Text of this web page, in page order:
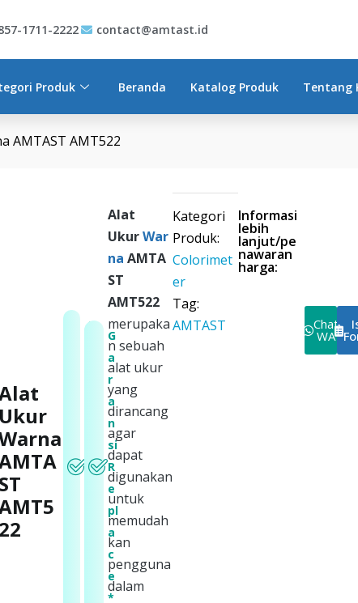
1711-2222 contact@amtast.id
Produk Beranda Katalog Produk Tentang
AMTAST AMT522
Ukur
ST
22
G
S
G
a
r
a
n
si
R
e
pl
a
c
e
*
Alat
UkurWar
na AMTA
ST
AMT522
merupaka
n sebuah
alat ukur
yang
dirancang
agar
dapat
digunakan
untuk
memudah
kan
pengguna
dalam
Kategori
Produk:
Colorimet
er
Tag:
AMTAST
Informasi
lebih
lanjut/pe
nawaran
harga:
Chat
WA